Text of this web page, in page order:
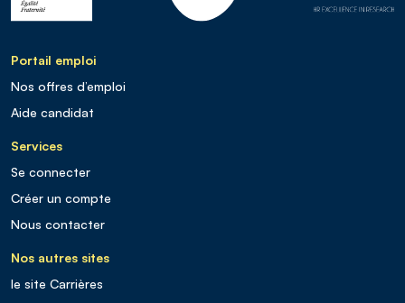
Portail emploi
Nos offres d’emploi
Aide candidat
Services
Se connecter
Créer un compte
Nous contacter
Nos autres sites
le site Carrières